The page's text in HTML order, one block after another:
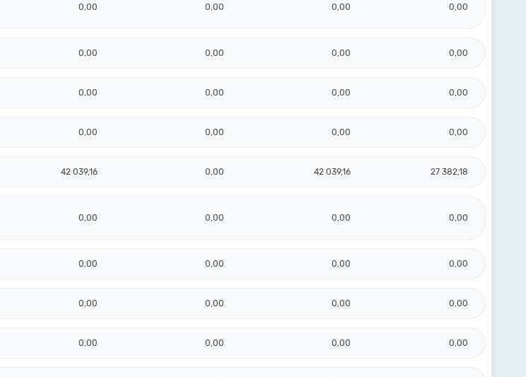
0,00 0,00 0,00 0,00
0,00 0,00 0,00 0,00
0,00 0,00 0,00 0,00
0,00 0,00 0,00 0,00
42 039,16 0,00 42 039,16 27 382,18
0,00 0,00 0,00 0,00
0,00 0,00 0,00 0,00
0,00 0,00 0,00 0,00
0,00 0,00 0,00 0,00